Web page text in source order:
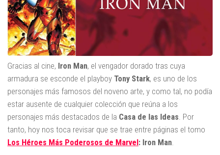
Gracias al cine, Iron Man, el vengador dorado tras cuya
armadura se esconde el playboy Tony Stark, es uno de los
personajes más famosos del noveno arte, y como tal, no podía
estar ausente de cualquier colección que reúna a los
personajes más destacados de la Casa de las Ideas. Por
tanto, hoy nos toca revisar que se trae entre páginas el tomo
Los Héroes Más Poderosos de Marvel: Iron Man.